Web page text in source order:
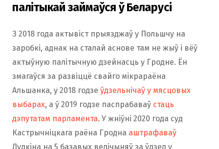
палітыкай займаўся ў Беларусі
З 2018 года актывіст прыязджаў у Польшчу на
заробкі, аднак на сталай аснове там не жыў і вёў
актыўную палітычную дзейнасць у Гродне. Ён
змагаўся за развіццё свайго мікрараёна
Альшанка, у 2018 годзе ўдзельнічаў у мясцовых
выбарах, а ў 2019 годзе паспрабаваў стаць
дэпутатам парламента. У жніўні 2020 года суд
Кастрычніцкага раёна Гродна аштрафаваў
Дудкіна на 5 базавых велічыняў за ўдзел у